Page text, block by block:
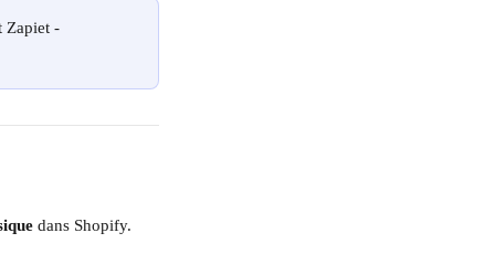
Zapiet -
dans Shopify.